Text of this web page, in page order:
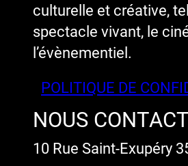
culturelle et créative,
spectacle vivant, le
l’évènementiel.
POLITIQUE DE
NOUS
10 Rue Saint-Exupéry